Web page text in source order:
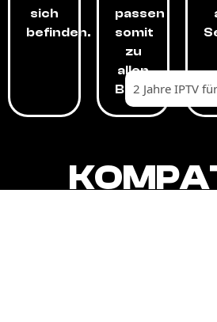
sich
befinden.
passen
somit
zu
allen
Budgets.